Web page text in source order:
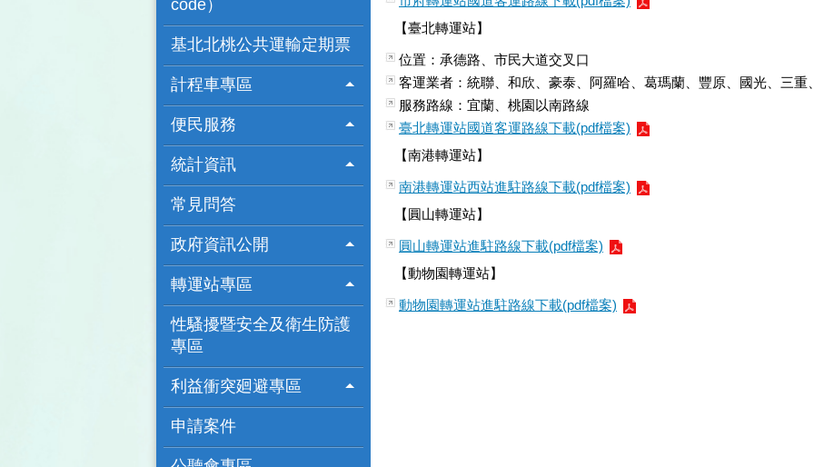
code）
基北北桃公共運輸定期票
計程車專區
便民服務
統計資訊
常見問答
政府資訊公開
轉運站專區
性騷擾暨安全及衛生防護
專區
利益衝突廻避專區
申請案件
【臺北轉運站】
位置：承德路、市民大道交叉口
客運業者：統聯、和欣、豪泰、阿羅哈、葛瑪蘭、豐原、國光、三重
服務路線：宜蘭、桃園以南路線
臺北轉運站國道客運路線下載(pdf檔案)
【南港轉運站】
南港轉運站西站進駐路線下載(pdf檔案)
【圓山轉運站】
圓山轉運站進駐路線下載(pdf檔案)
【動物園轉運站】
動物園轉運站進駐路線下載(pdf檔案)